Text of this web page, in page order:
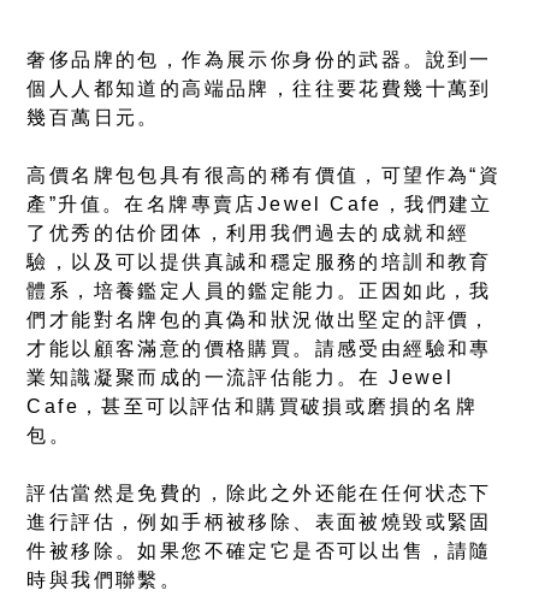
奢侈品牌的包，作為展示你身份的武器。說到一
個人人都知道的高端品牌，往往要花費幾十萬到
幾百萬日元。
高價名牌包包具有很高的稀有價值，可望作為“資
產”升值。在名牌專賣店Jewel Cafe，我們建立
了优秀的估价团体，利用我們過去的成就和經
驗，以及可以提供真誠和穩定服務的培訓和教育
體系，培養鑑定人員的鑑定能力。正因如此，我
們才能對名牌包的真偽和狀況做出堅定的評價，
才能以顧客滿意的價格購買。請感受由經驗和專
業知識凝聚而成的一流評估能力。在 Jewel
Cafe，甚至可以評估和購買破損或磨損的名牌
包。
評估當然是免費的，除此之外还能在任何状态下
進行評估，例如手柄被移除、表面被燒毀或緊固
件被移除。如果您不確定它是否可以出售，請隨
時與我們聯繫。